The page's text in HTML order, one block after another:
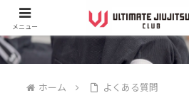
ホーム よくある質問
メニュー